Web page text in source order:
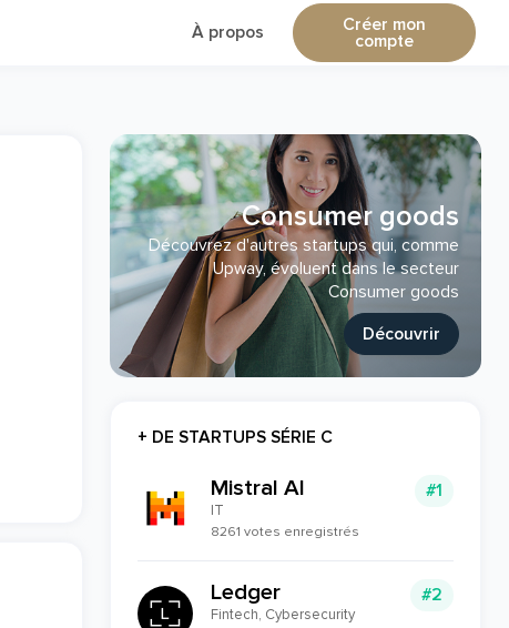
À propos Créer mon
compte
Consumer goods
Découvrez d'autres startups qui, comme
Upway, évoluent dans le secteur
Consumer goods
Découvrir
+ DE STARTUPS SÉRIE C
#1
Mistral AI
IT
8261 votes enregistrés
#2
Ledger
Fintech, Cybersecurity